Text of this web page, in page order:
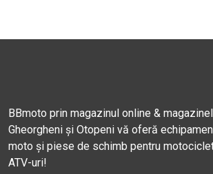
BBmoto prin magazinul online &
Gheorgheni și Otopeni vă oferă
moto și piese de schimb pentru
ATV-uri!